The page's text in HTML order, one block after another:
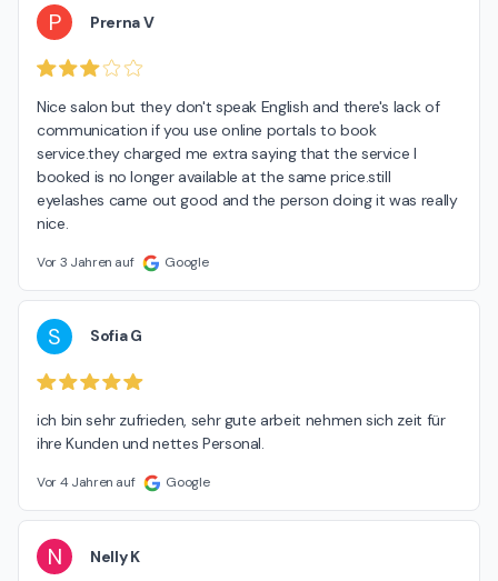
P Prerna V
Nice salon but they don't speak English and there's lack of
communication if you use online portals to book
service.they charged me extra saying that the service I
booked is no longer available at the same price.still
eyelashes came out good and the person doing it was really
nice.
Vor 3 Jahren auf Google
S Sofia G
ich bin sehr zufrieden, sehr gute arbeit nehmen sich zeit für
ihre Kunden und nettes Personal.
Vor 4 Jahren auf Google
N Nelly K